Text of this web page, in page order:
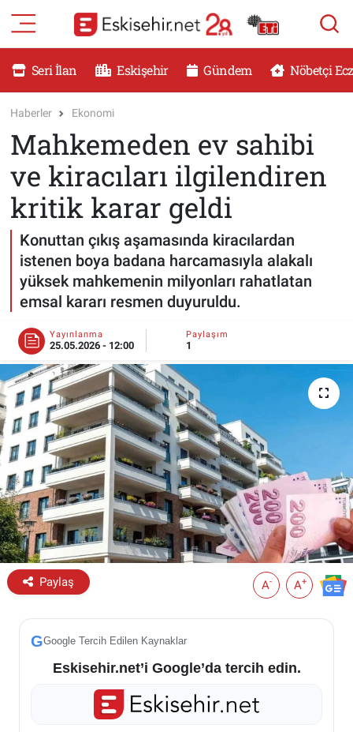
Seri İlan Eskişehir Gündem Nöbetçi
Haberler Ekonomi
Mahkemeden ev sahibi
ve kiracıları ilgilendiren
kritik karar geldi
Konuttan çıkış aşamasında kiracılardan
istenen boya badana harcamasıyla alakalı
yüksek mahkemenin milyonları rahatlatan
emsal kararı resmen duyuruldu.
Yayınlanma
25.05.2026 - 12:00
Paylaşım
1
Paylaş A- A+
GGoogle Tercih Edilen Kaynaklar
Eskisehir.net’i Google’da tercih edin.
RESMİ İLANLAR
DÜNYA
SAĞLIK
MAGAZİN
KADIN
TEKNOLOJİ
YEMEK
ESKİŞEHİR NÖBETÇİ ECZANELER
Eskişehir Haber İçerikleri
Eskişehir Hava Durumu
Eskişehir Tramvay Saatleri
Eskişehir Otobüs Saatleri
Eskişehir Nöbetçi Eczaneler
Eskişehir Namaz Vakitleri
Eskişehir Trafik Yoğunluk Haritası
Süper Lig Puan Durumu ve Fikstür
Tüm Manşetler
Son Dakika Haberleri
Haber Arşivi